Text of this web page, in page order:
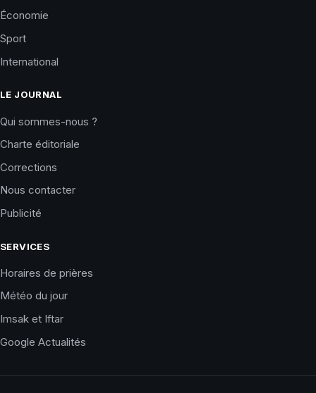
Économie
Sport
International
LE JOURNAL
Qui sommes-nous ?
Charte éditoriale
Corrections
Nous contacter
Publicité
SERVICES
Horaires de prières
Météo du jour
Imsak et Iftar
Google Actualités